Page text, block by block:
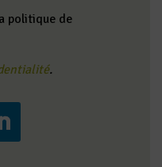
politique de
.